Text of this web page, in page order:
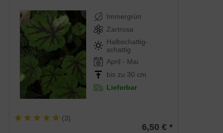
Immergrün
Zartrosa
Halbschattig-
schattig
April - Mai
bis zu 30 cm
Lieferbar
(3)
6,50 € *